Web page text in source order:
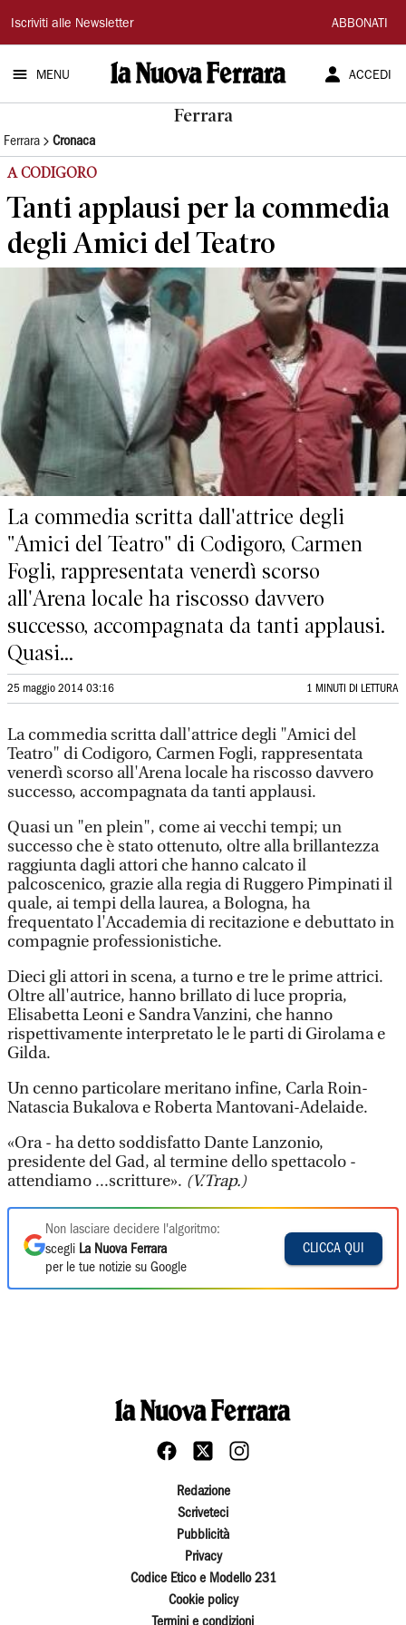
La
Nuova
Ferrara
Iscriviti alle Newsletter ABBONATI
MENU ACCEDI
Ferrara
Ferrara Cronaca
A CODIGORO
Tanti applausi per la commedia
degli Amici del Teatro
La commedia scritta dall'attrice degli
"Amici del Teatro" di Codigoro, Carmen
Fogli, rappresentata venerdì scorso
all'Arena locale ha riscosso davvero
successo, accompagnata da tanti applausi.
Quasi...
25 maggio 2014 03:16 1 MINUTI DI LETTURA
La commedia scritta dall'attrice degli "Amici del
Teatro" di Codigoro, Carmen Fogli, rappresentata
venerdì scorso all'Arena locale ha riscosso davvero
successo, accompagnata da tanti applausi.
Quasi un "en plein", come ai vecchi tempi; un
successo che è stato ottenuto, oltre alla brillantezza
raggiunta dagli attori che hanno calcato il
palcoscenico, grazie alla regia di Ruggero Pimpinati il
quale, ai tempi della laurea, a Bologna, ha
frequentato l'Accademia di recitazione e debuttato in
compagnie professionistiche.
Dieci gli attori in scena, a turno e tre le prime attrici.
Oltre all'autrice, hanno brillato di luce propria,
Elisabetta Leoni e Sandra Vanzini, che hanno
rispettivamente interpretato le le parti di Girolama e
Gilda.
Un cenno particolare meritano infine, Carla Roin-
Natascia Bukalova e Roberta Mantovani-Adelaide.
«Ora - ha detto soddisfatto Dante Lanzonio,
presidente del Gad, al termine dello spettacolo -
attendiamo ...scritture». (V.Trap.)
Non lasciare decidere l'algoritmo:
scegli La Nuova Ferrara
per le tue notizie su Google
CLICCA QUI
Redazione
Scriveteci
Pubblicità
Privacy
Codice Etico e Modello 231
Cookie policy
Termini e condizioni